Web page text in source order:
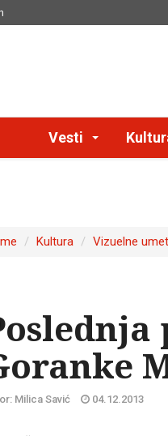
Vesti
Kultura Vizuelne
Milica Savić 04.12.2013